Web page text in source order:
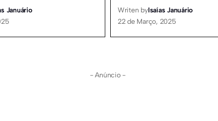
Januário
Writen byIsaías Januário
22 de Março, 2025
- Anúncio -